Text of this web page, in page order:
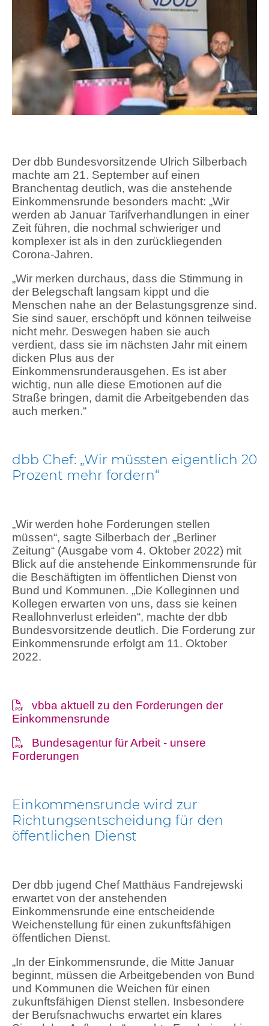
Der dbb Bundesvorsitzende Ulrich Silberbach
machte am 21. September auf einen
Branchentag deutlich, was die anstehende
Einkommensrunde besonders macht: „Wir
werden ab Januar Tarifverhandlungen in einer
Zeit führen, die nochmal schwieriger und
komplexer ist als in den zurückliegenden
Corona-Jahren.
„Wir merken durchaus, dass die Stimmung in
der Belegschaft langsam kippt und die
Menschen nahe an der Belastungsgrenze sind.
Sie sind sauer, erschöpft und können teilweise
nicht mehr. Deswegen haben sie auch
verdient, dass sie im nächsten Jahr mit einem
dicken Plus aus der
Einkommensrunderausgehen. Es ist aber
wichtig, nun alle diese Emotionen auf die
Straße bringen, damit die Arbeitgebenden das
auch merken.“
dbb Chef: „Wir müssten eigentlich 20
Prozent mehr fordern“
„Wir werden hohe Forderungen stellen
müssen“, sagte Silberbach der „Berliner
Zeitung“ (Ausgabe vom 4. Oktober 2022) mit
Blick auf die anstehende Einkommensrunde für
die Beschäftigten im öffentlichen Dienst von
Bund und Kommunen. „Die Kolleginnen und
Kollegen erwarten von uns, dass sie keinen
Reallohnverlust erleiden“, machte der dbb
Bundesvorsitzende deutlich. Die Forderung zur
Einkommensrunde erfolgt am 11. Oktober
2022.
vbba aktuell zu den Forderungen der
Einkommensrunde
Bundesagentur für Arbeit - unsere
Forderungen
Einkommensrunde wird zur
Richtungsentscheidung für den
öffentlichen Dienst
Der dbb jugend Chef Matthäus Fandrejewski
erwartet von der anstehenden
Einkommensrunde eine entscheidende
Weichenstellung für einen zukunftsfähigen
öffentlichen Dienst.
„In der Einkommensrunde, die Mitte Januar
beginnt, müssen die Arbeitgebenden von Bund
und Kommunen die Weichen für einen
zukunftsfähigen Dienst stellen. Insbesondere
der Berufsnachwuchs erwartet ein klares